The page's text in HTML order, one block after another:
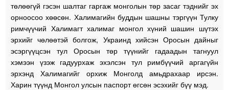
төлөөгүй гэсэн шалтаг гаргаж монголын төр засаг тэднийг эх
орноосоо хөөсөн. Халимагийн буддын шашны тэргүүн Тулку
римчүүчий Халимагт халимаг монгол хүний шашин шүтэх
эрхийг чөлөөтэй болгож, Украинд хийсэн Оросын дайныг
эсэргүүцсэн тул Оросын төр түүнийг гадаадын тагнуул
хэмээн үзэж гадуурхаж эхэлсэн тул римбүүчий аргагүйн
эрхэнд Халимагийг орхиж Монголд амьдрахаар ирсэн.
Харин түүнд Монгол улсын паспорт өгсөн эсэхийг бүү мэд.